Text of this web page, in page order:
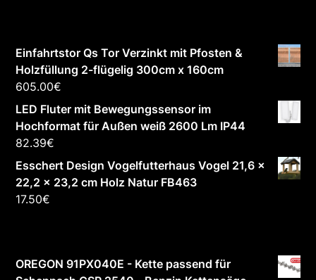
Einfahrtstor Qs Tor Verzinkt mit Pfosten &
Holzfüllung 2-flügelig 300cm x 160cm
605.00€
LED Fluter mit Bewegungssensor im
Hochformat für Außen weiß 2600 Lm IP44
82.39€
Esschert Design Vogelfutterhaus Vogel 21,6 x
22,2 x 23,2 cm Holz Natur FB463
17.50€
OREGON 91PX040E - Kette passend für